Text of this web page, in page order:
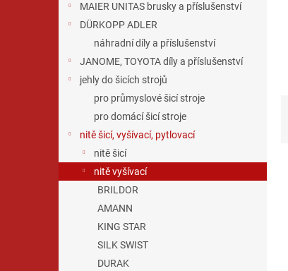
MAIER UNITAS brusky a příslušenství
DÜRKOPP ADLER
náhradní díly a příslušenství
JANOME, TOYOTA díly a příslušenství
jehly do šicích strojů
pro průmyslové šicí stroje
pro domácí šicí stroje
nitě šicí, vyšívací, pytlovací
nitě šicí
nitě vyšívací
BRILDOR
AMANN
KING STAR
SILK SWIST
DURAK